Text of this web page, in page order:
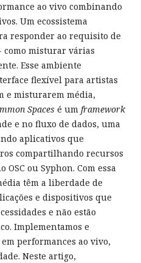
ao vivo combinando
Um ecossistema
responder ao requisito de
como misturar várias
Esse ambiente
flexível para artistas
e misturarem média,
Spaces é um framework
e no fluxo de dados, uma
aplicativos que
compartilhando recursos
ou Syphon. Com essa
têm a liberdade de
e dispositivos que
e não estão
Implementamos e
performances ao vivo,
Neste artigo,